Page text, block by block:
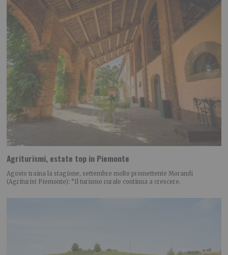
Agriturismi, estate top in Piemonte
Agosto traina la stagione, settembre molto promettente Morandi
(Agriturist Piemonte): “Il turismo rurale continua a crescere.